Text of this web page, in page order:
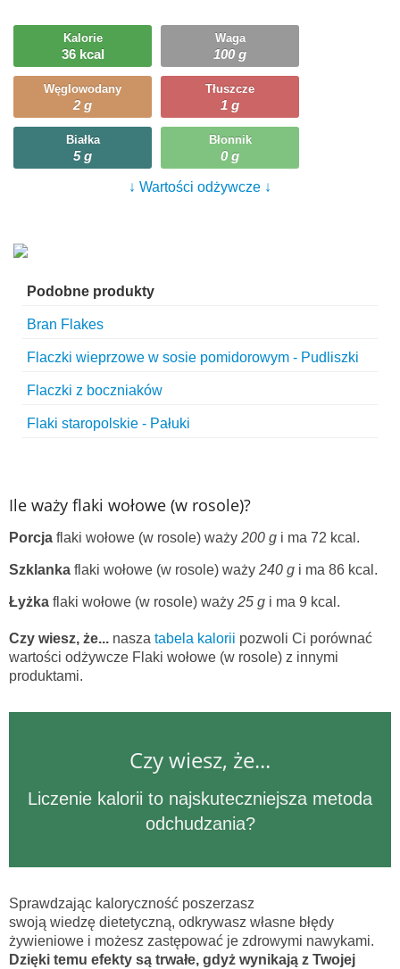
Ile możesz zjeść?
Kalorie
36 kcal
Waga
100 g
Węglowodany
2 g
Tłuszcze
1 g
Białka
5 g
Błonnik
0 g
↓ Wartości odżywcze ↓
Podobne produkty
Bran Flakes
Flaczki wieprzowe w sosie pomidorowym - Pudliszki
Flaczki z boczniaków
Flaki staropolskie - Pałuki
Ile waży flaki wołowe (w rosole)?
Porcja flaki wołowe (w rosole) waży 200 g i ma 72 kcal.
Szklanka flaki wołowe (w rosole) waży 240 g i ma 86 kcal.
Łyżka flaki wołowe (w rosole) waży 25 g i ma 9 kcal.
Czy wiesz, że... nasza tabela kalorii pozwoli Ci porównać
wartości odżywcze Flaki wołowe (w rosole) z innymi
produktami.
Czy wiesz, że...
Liczenie kalorii to najskuteczniejsza metoda
odchudzania?
Sprawdzając kaloryczność poszerzasz
swoją wiedzę dietetyczną, odkrywasz własne błędy
żywieniowe i możesz zastępować je zdrowymi nawykami.
Dzięki temu efekty są trwałe, gdyż wynikają z Twojej